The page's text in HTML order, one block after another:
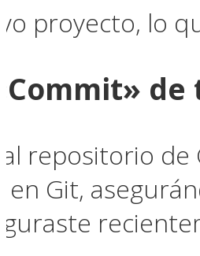
proyecto, lo
repositorio
Git,